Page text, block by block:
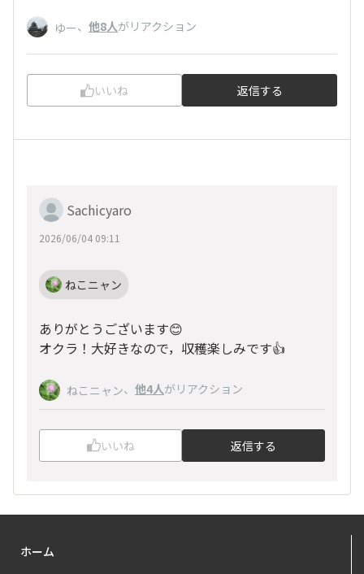
ゆー、 他8人がリアクション
いいね 返信する
Sachicyaro
2026/06/04 09:11
ねこニャン
ありがとうございます😊
オクラ！大好きなので，収穫楽しみです👍
ねこニャン、 他4人がリアクション
いいね 返信する
ホーム